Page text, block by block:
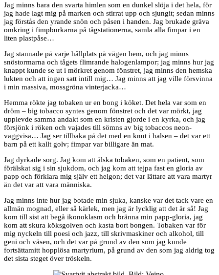
Jag minns bara den svarta himlen som en dunkel slöja i det hela, för
jag hade lagt mig på marken och stirrat upp och sjungit; sedan minns
jag förstås den yrande snön och påsen i handen. Jag brukade gräva
omkring i fimpburkarna på tågstationerna, samla alla fimpar i en
liten plastpåse…
Jag stannade på varje hållplats på vägen hem, och jag minns
snöstormarna och tågets flimrande halogenlampor; jag minns hur jag
knappt kunde se ut i mörkret genom fönstret, jag minns den hemska
lukten och att ingen satt intill mig… Jag minns att jag ville försvinna
i min massiva, mossgröna vinterjacka…
Hemma rökte jag tobaken ur en bong i köket. Det hela var som en
dröm – big tobacco syntes genom fönstret och det var mörkt, jag
upplevde samma andakt som en kristen gjorde i en kyrka, och jag
försjönk i röken och vajades till sömns av big tobaccos neon-
vaggvisa… Jag ser tillbaka på det med en knut i halsen – det var ett
barn på ett kallt golv; fimpar var billigare än mat.
Jag dyrkade sorg. Jag kom att älska tobaken, som en patient, som
förälskat sig i sin sjukdom, och jag kom att tejpa fast en gloria av
papp och förklara mig själv ett helgon; det var lättare att vara martyr
än det var att vara människa.
Jag minns inte hur jag botade min sjuka, kanske var det tack vare en
allmän mognad, eller så kärlek, men jag är lycklig att det är så! Jag
kom till sist att begå ikonoklasm och bränna min papp-gloria, jag
kom att skura köksgolven och kasta bort bongen. Tobaken var för
mig nyckeln till poesi och jazz, till skrivmaskiner och alkohol, till
geni och väsen, och det var på grund av den som jag kunde
fortsättamitt hopplösa martyrium, på grund av den som jag aldrig tog
det sista steget över tröskeln.